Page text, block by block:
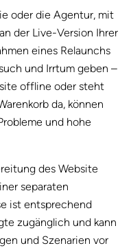
oder die Agentur, mit
der Live-Version Ihrer
eines Relaunchs
und Irrtum geben –
offline oder steht
da, können
und hohe
des Website
separaten
ist entsprechend
zugänglich und kann
und Szenarien vor